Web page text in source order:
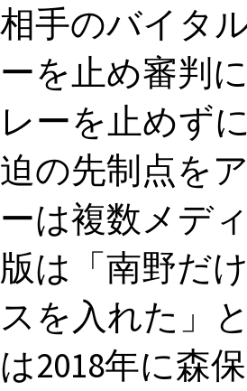
相手のバイタ
ーを止め審判
レーを止めず
迫の先制点を
ーは複数メデ
版は「南野だ
スを入れた」
は2018年に森